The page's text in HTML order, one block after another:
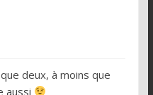
deux, à moins que
aussi